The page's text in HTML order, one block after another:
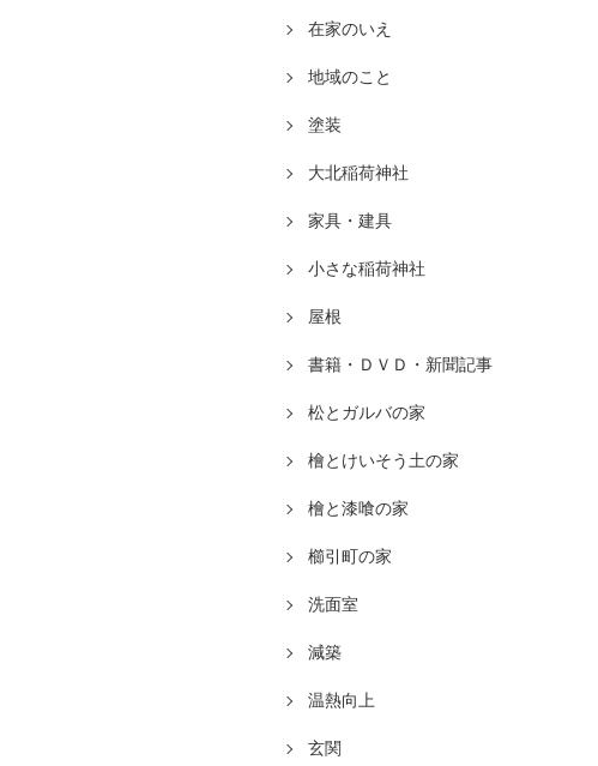
在家のいえ
地域のこと
塗装
大北稲荷神社
家具・建具
小さな稲荷神社
屋根
書籍・ＤＶＤ・新聞記事
松とガルバの家
檜とけいそう土の家
檜と漆喰の家
櫛引町の家
洗面室
減築
温熱向上
玄関